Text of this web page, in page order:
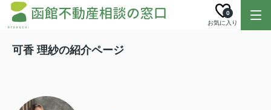
お気に入り
0
可香 理紗の紹介ページ